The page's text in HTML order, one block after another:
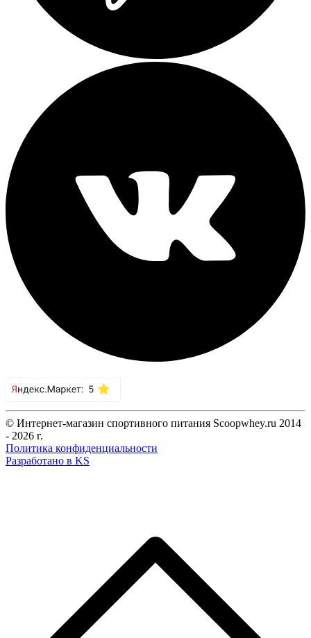
© Интернет-магазин спортивного питания Scoopwhey.ru 2014
- 2026 г.
Политика конфиденциальности
Разработано в KS